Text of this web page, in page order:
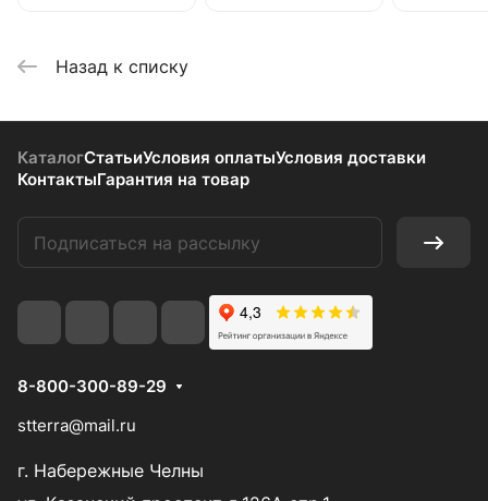
Назад к списку
КаталогСтатьиУсловия оплатыУсловия доставки
КонтактыГарантия на товар
8-800-300-89-29
stterra@mail.ru
г. Набережные Челны